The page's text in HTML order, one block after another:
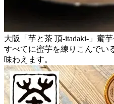
大阪「芋と茶 頂-itadaki-」蜜
すべてに蜜芋を練りこんでい
味わえます。